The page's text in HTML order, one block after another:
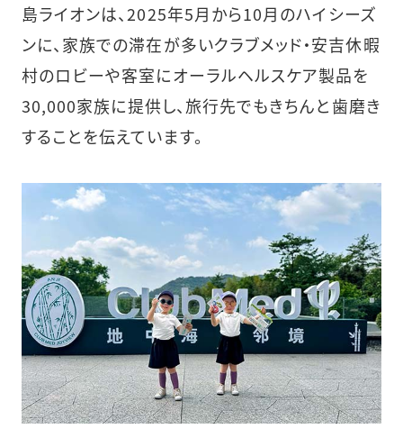
島ライオンは、2025年5月から10月のハイシーズ
ンに、家族での滞在が多いクラブメッド・安吉休暇
村のロビーや客室にオーラルヘルスケア製品を
30,000家族に提供し、旅行先でもきちんと歯磨き
することを伝えています。